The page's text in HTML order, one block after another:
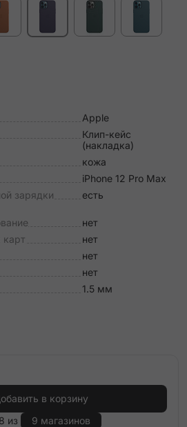
Apple
Клип-кейс
(накладка)
кожа
iPhone 12 Pro Max
зарядки
есть
нет
карт
нет
нет
нет
1.5 мм
в корзину
из
9 магазинов